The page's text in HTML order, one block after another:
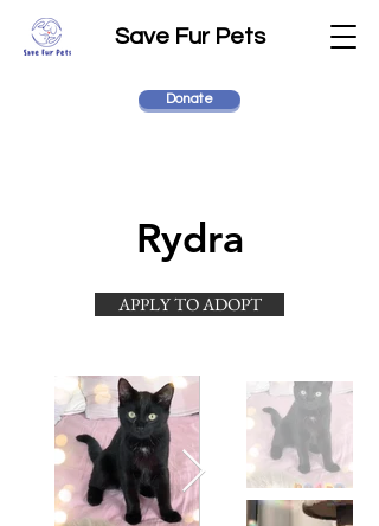
Save Fur Pets
Donate
Rydra
APPLY TO ADOPT